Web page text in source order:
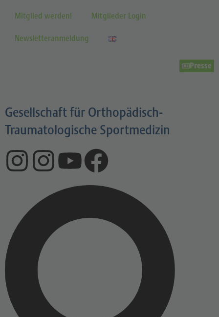
Mitglied werden! Mitglieder Login
Newsletteranmeldung
Presse
Gesellschaft für Orthopädisch-
Traumatologische Sportmedizin